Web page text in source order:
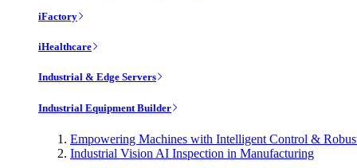
iFactory
iHealthcare
Industrial & Edge Servers
Industrial Equipment Builder
Empowering Machines with Intelligent Control &
Industrial Vision AI Inspection in Manufacturing